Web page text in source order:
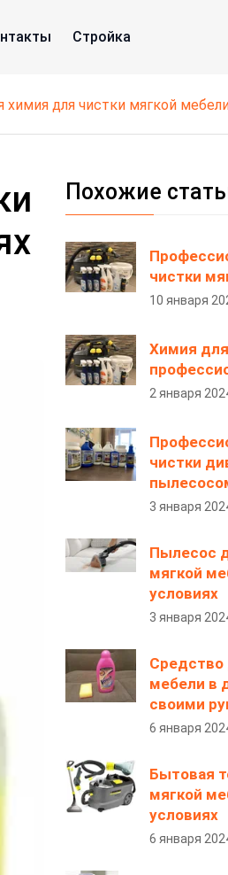
Стройка
химия для чистки мягкой
Похожие
чистки
10 января
Химия
2 января
чистки
3 января
Пылесос
мягкой
условиях
3 января
Средство
мебели в
своими
6 января
Бытовая
мягкой
условиях
6 января